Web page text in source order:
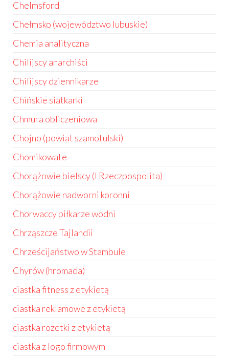
Chelmsford
Chełmsko (województwo lubuskie)
Chemia analityczna
Chilijscy anarchiści
Chilijscy dziennikarze
Chińskie siatkarki
Chmura obliczeniowa
Chojno (powiat szamotulski)
Chomikowate
Chorążowie bielscy (I Rzeczpospolita)
Chorążowie nadworni koronni
Chorwaccy piłkarze wodni
Chrząszcze Tajlandii
Chrześcijaństwo w Stambule
Chyrów (hromada)
ciastka fitness z etykietą
ciastka reklamowe z etykietą
ciastka rozetki z etykietą
ciastka z logo firmowym